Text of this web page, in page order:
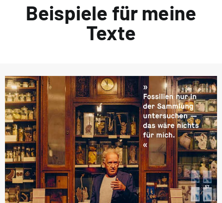
Beispiele für meine
Texte